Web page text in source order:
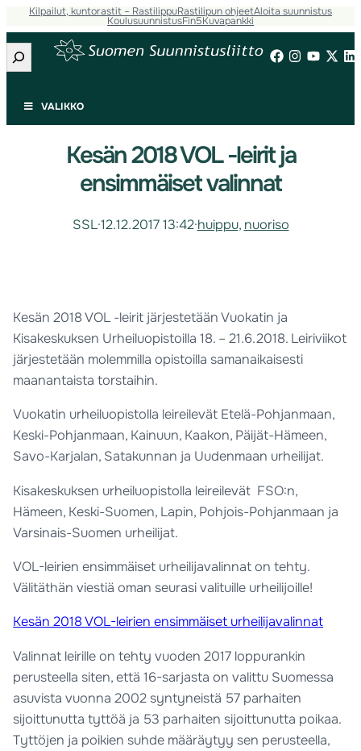
Kilpailut, kuntorastit – RastilippuRastilipun ohjeetAloita suunnistus
KoulusuunnistusFin5Kuvapankki
Etsi
VALIKKO
Kesän 2018 VOL -leirit ja
ensimmäiset valinnat
SSL·12.12.2017 13:42·huippu, nuoriso
Kesän 2018 VOL -leirit järjestetään Vuokatin ja
Kisakeskuksen Urheiluopistoilla 18. – 21.6.2018. Leiriviikot
järjestetään molemmilla opistoilla samanaikaisesti
maanantaista torstaihin.
Vuokatin urheiluopistolla leireilevät Etelä-Pohjanmaan,
Keski-Pohjanmaan, Kainuun, Kaakon, Päijät-Hämeen,
Savo-Karjalan, Satakunnan ja Uudenmaan urheilijat.
Kisakeskuksen urheiluopistolla leireilevät FSO:n,
Hämeen, Keski-Suomen, Lapin, Pohjois-Pohjanmaan ja
Varsinais-Suomen urheilijat.
VOL-leirien ensimmäiset urheilijavalinnat on tehty.
Välitäthän viestiä oman seurasi valituille urheilijoille!
Kesän 2018 VOL-leirien ensimmäiset urheilijavalinnat
Valinnat leirille on tehty vuoden 2017 loppurankin
perusteella siten, että 16-sarjasta on valittu Suomessa
asuvista vuonna 2002 syntyneistä 57 parhaiten
sijoittunutta tyttöä ja 53 parhaiten sijoittunutta poikaa.
Tyttöjen ja poikien suhde määräytyy sen perusteella,